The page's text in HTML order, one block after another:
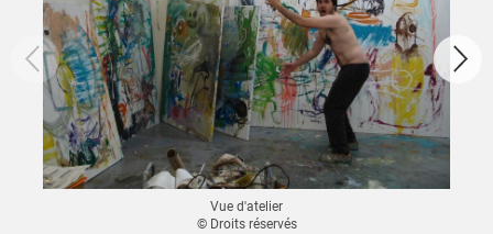
Vue d'atelier
© Droits réservés